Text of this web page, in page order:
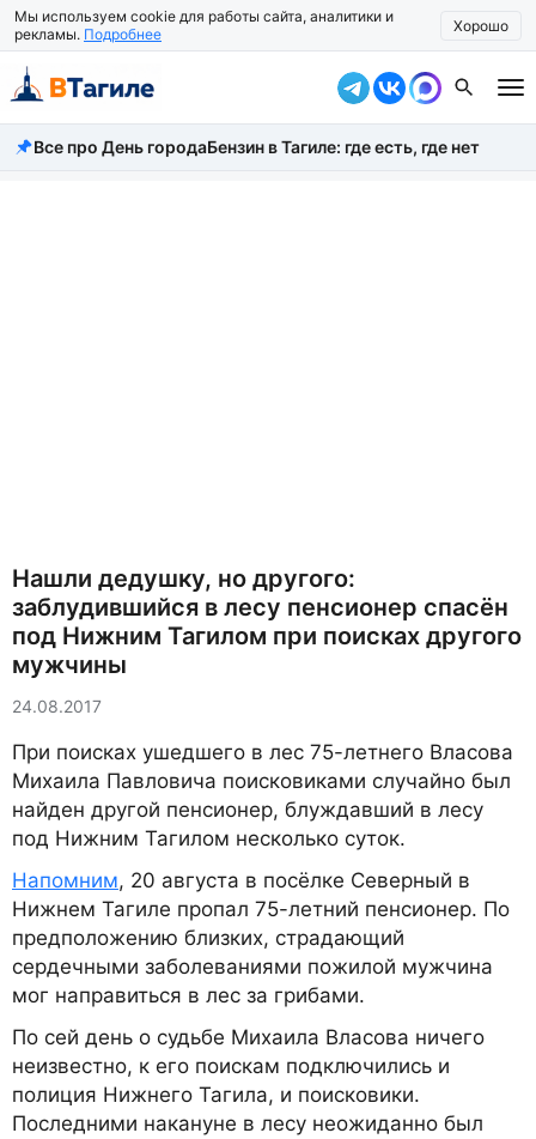
Мы используем cookie для работы сайта, аналитики и
рекламы. Подробнее Хорошо
Все новости
Все про День городаБензин в Тагиле: где есть, где нет
Нашли дедушку, но другого:
заблудившийся в лесу пенсионер спасён
под Нижним Тагилом при поисках другого
мужчины
24.08.2017
При поисках ушедшего в лес 75-летнего Власова
Михаила Павловича поисковиками случайно был
найден другой пенсионер, блуждавший в лесу
под Нижним Тагилом несколько суток.
Напомним, 20 августа в посёлке Северный в
Нижнем Тагиле пропал 75-летний пенсионер. По
предположению близких, страдающий
сердечными заболеваниями пожилой мужчина
мог направиться в лес за грибами.
По сей день о судьбе Михаила Власова ничего
неизвестно, к его поискам подключились и
полиция Нижнего Тагила, и поисковики.
Последними накануне в лесу неожиданно был